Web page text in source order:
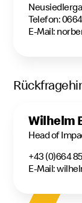
Telefon:
E-Mail:
Wilhelm
Head of
+43 (0)664
E-Mail: